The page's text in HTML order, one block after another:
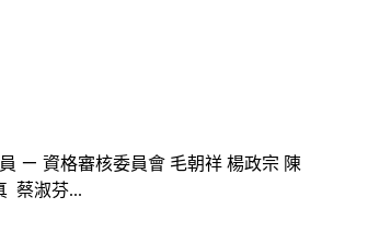
ㄧ 資格審核委員會 毛朝祥 楊政宗 陳
蔡淑芬...